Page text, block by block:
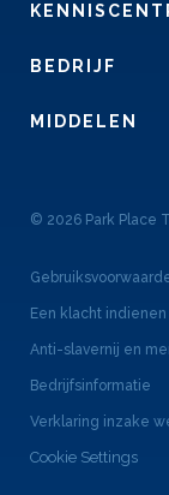
BEDRIJF
MIDDELEN
© 2026 Park Place
Een klacht
Anti-slavernij en
Bedrijfsinformatie
Verklaring inzake
Cookie Settings